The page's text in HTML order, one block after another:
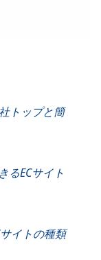
トップと簡
るECサイト
サイトの種類